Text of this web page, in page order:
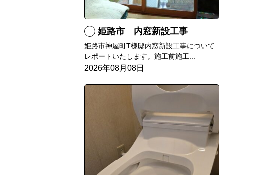
姫路市 内窓新設工事
姫路市神屋町T様邸内窓新設工事について
レポートいたします。施工前施工...
2026年08月08日